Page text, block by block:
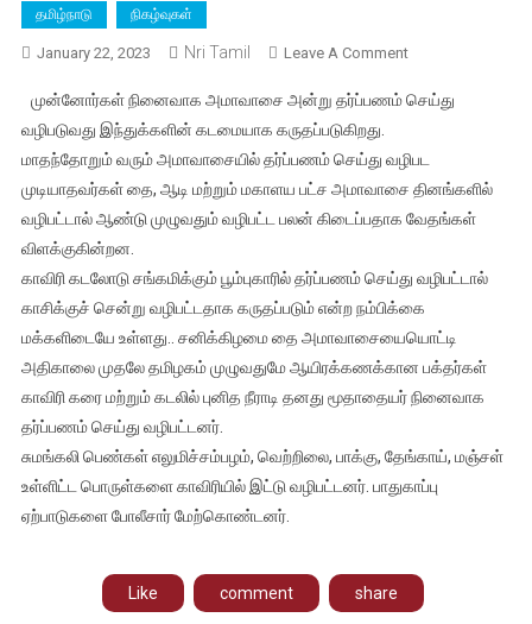
தமிழ்நாடு
நிகழ்வுகள்
January 22, 2023 Nri Tamil Leave A CommentOn
அமாவாசையை
தமிழகம்
முழுவதும்
காவிரிக்
முன்னோர்களுக்கு
செய்தனர்
முன்னோர்கள் நினைவாக அமாவாசை அன்று தர்ப்பணம் செய்து
வழிபடுவது இந்துக்களின் கடமையாக கருதப்படுகிறது.
மாதந்தோறும் வரும் அமாவாசையில் தர்ப்பணம் செய்து வழிபட
முடியாதவர்கள் தை, ஆடி மற்றும் மகாளய பட்ச அமாவாசை தினங்களில்
வழிபட்டால் ஆண்டு முழுவதும் வழிபட்ட பலன் கிடைப்பதாக வேதங்கள்
விளக்குகின்றன.
காவிரி கடலோடு சங்கமிக்கும் பூம்புகாரில் தர்ப்பணம் செய்து வழிபட்டால்
காசிக்குச் சென்று வழிபட்டதாக கருதப்படும் என்ற நம்பிக்கை
மக்களிடையே உள்ளது.. சனிக்கிழமை தை அமாவாசையையொட்டி
அதிகாலை முதலே தமிழகம் முழுவதுமே ஆயிரக்கணக்கான பக்தர்கள்
காவிரி கரை மற்றும் கடலில் புனித நீராடி தனது மூதாதையர் நினைவாக
தர்ப்பணம் செய்து வழிபட்டனர்.
சுமங்கலி பெண்கள் எலுமிச்சம்பழம், வெற்றிலை, பாக்கு, தேங்காய், மஞ்சள்
உள்ளிட்ட பொருள்களை காவிரியில் இட்டு வழிபட்டனர். பாதுகாப்பு
ஏற்பாடுகளை போலீசார் மேற்கொண்டனர்.
Like comment share